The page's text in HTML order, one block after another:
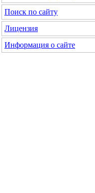
Поиск по сайту
Лицензия
Информация о сайте